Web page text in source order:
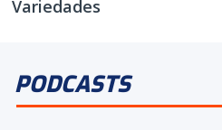
Variedades
PODCASTS